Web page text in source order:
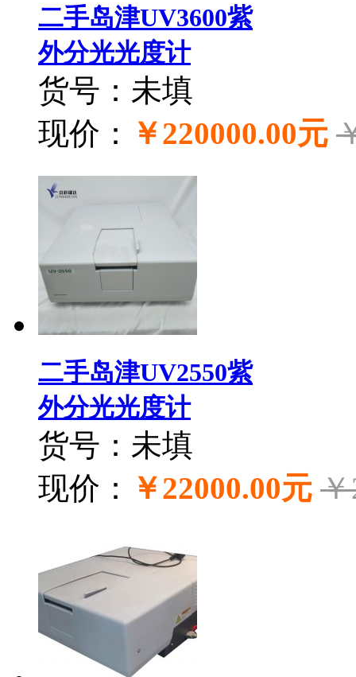
二手岛津UV3600紫
外分光光度计
货号：未填
现价：
￥220000.00元
二手岛津UV2550紫
外分光光度计
货号：未填
现价：
￥22000.00元